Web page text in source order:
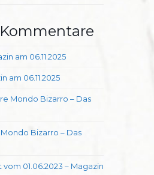
am 06.11.2025
am 06.11.2025
Mondo Bizarro – Das
Bizarro – Das
vom 01.06.2023 – Magazin